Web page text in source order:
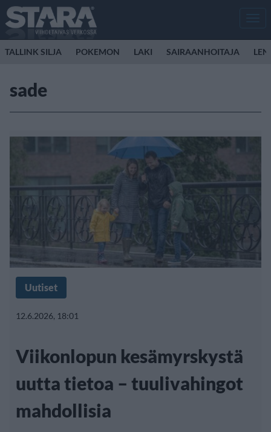
TALLINK SILJA POKEMON LAKI SAIRAANHOITAJA
sade
Uutiset
12.6.2026, 18:01
Viikonlopun kesämyrskystä
uutta tietoa – tuulivahingot
mahdollisia